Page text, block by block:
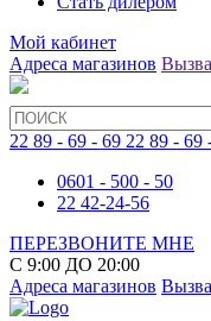
Мой кабинет
Адреса магазинов
22 89 - 69 - 69 22 89 - 69
0601 - 500 - 50
22 42-24-56
ПЕРЕЗВОНИТЕ МНЕ
С 9:00 ДО 20:00
Адреса магазинов